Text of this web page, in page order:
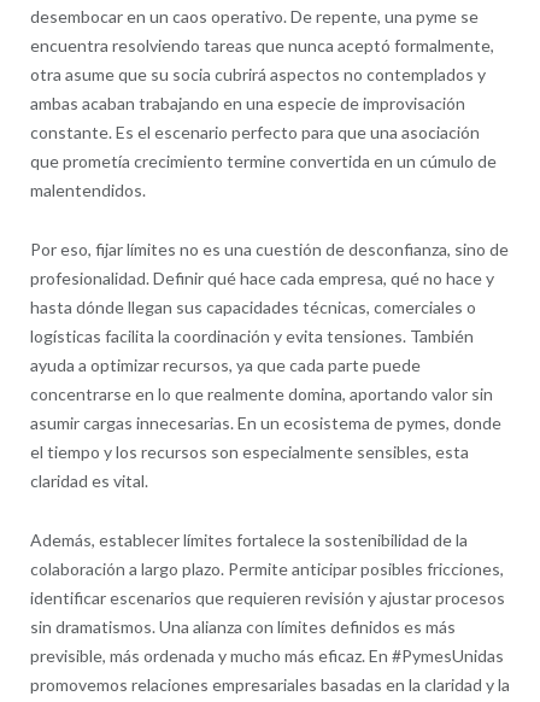
desembocar en un caos operativo. De repente, una pyme se
encuentra resolviendo tareas que nunca aceptó formalmente,
otra asume que su socia cubrirá aspectos no contemplados y
ambas acaban trabajando en una especie de improvisación
constante. Es el escenario perfecto para que una asociación
que prometía crecimiento termine convertida en un cúmulo de
malentendidos.
Por eso, fijar límites no es una cuestión de desconfianza, sino de
profesionalidad. Definir qué hace cada empresa, qué no hace y
hasta dónde llegan sus capacidades técnicas, comerciales o
logísticas facilita la coordinación y evita tensiones. También
ayuda a optimizar recursos, ya que cada parte puede
concentrarse en lo que realmente domina, aportando valor sin
asumir cargas innecesarias. En un ecosistema de pymes, donde
el tiempo y los recursos son especialmente sensibles, esta
claridad es vital.
Además, establecer límites fortalece la sostenibilidad de la
colaboración a largo plazo. Permite anticipar posibles fricciones,
identificar escenarios que requieren revisión y ajustar procesos
sin dramatismos. Una alianza con límites definidos es más
previsible, más ordenada y mucho más eficaz. En #PymesUnidas
promovemos relaciones empresariales basadas en la claridad y la